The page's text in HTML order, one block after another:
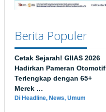
Berita Populer
Cetak Sejarah! GIIAS 2026
Hadirkan Pameran Otomotif
Terlengkap dengan 65+
Merek …
Di Headline, News, Umum